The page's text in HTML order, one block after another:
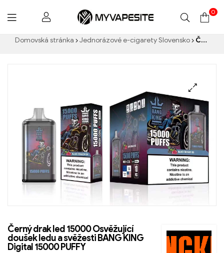
Myvapesite.de
0
Domovská stránka Jednorázové e-cigarety Slovensko Černý drak led 15000 Osvěžující doušek ledu a svěžesti BANG KING Digital 15000 PUFFY
Černý drak led 15000 Osvěžující
doušek ledu a svěžesti BANG KING
Digital 15000 PUFFY